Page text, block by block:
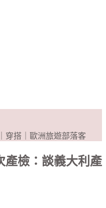
穿搭｜歐洲旅遊部落客
產檢：談義大利產